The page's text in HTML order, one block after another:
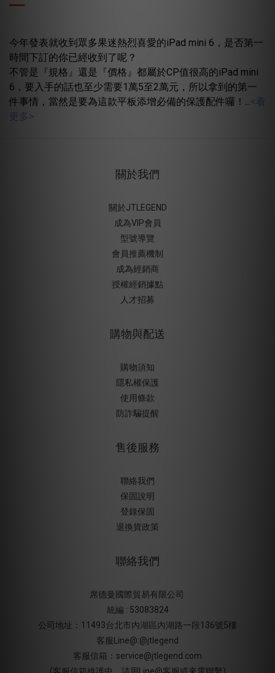
今年發表就收到眾多果迷熱烈喜愛的iPad mini 6，是否第一
時間下訂的你已經收到了呢？
不管是『規格』還是『價格』都屬於CP值很高的iPad mini
6，要入手的話也至少需要1萬5至2萬元，所以拿到的第一
件事情，當然是要為這款平板添增必備的保護配件囉！... <看
更多>
關於我們
關於JTLEGEND
成為VIP會員
型號導覽
會員推薦機制
成為經銷商
授權經銷據點
人才招募
購物與配送
購物須知
隱私權保護
使用條款
防詐騙提醒
售後服務
聯絡我們
保固說明
登錄保固
退換貨政策
聯絡我們
席德曼國際貿易有限公司
統編 : 53083824
公司地址：11493台北市內湖區內湖路一段136號5樓
客服Line@:@jtlegend
客服信箱：service@jtlegend.com